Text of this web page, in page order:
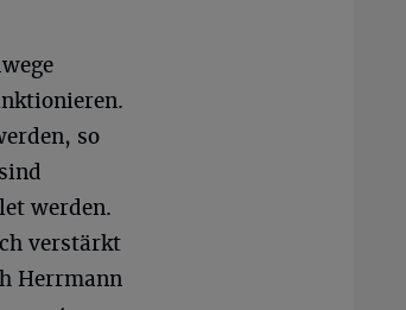
so
werden.
verstärkt
Herrmann